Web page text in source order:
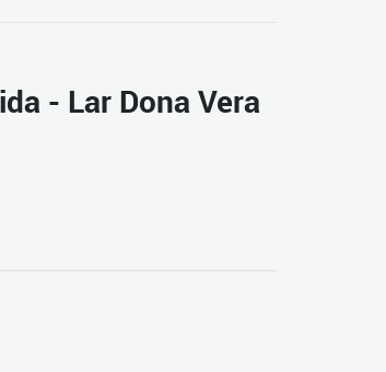
- Lar Dona Vera